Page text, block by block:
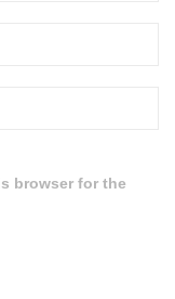
browser for the